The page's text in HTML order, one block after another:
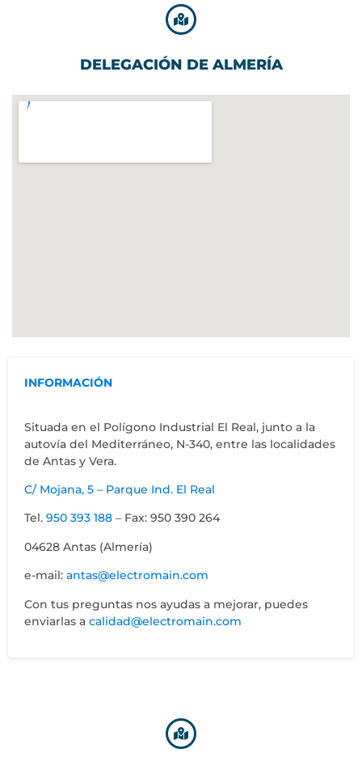
DELEGACIÓN DE ALMERÍA
INFORMACIÓN
Situada en el Polígono Industrial El Real, junto a la
autovía del Mediterráneo, N-340, entre las localidades
de Antas y Vera.
C/ Mojana, 5 – Parque Ind. El Real
Tel. 950 393 188 – Fax: 950 390 264
04628 Antas (Almería)
e-mail: antas@electromain.com
Con tus preguntas nos ayudas a mejorar, puedes
enviarlas a calidad@electromain.com